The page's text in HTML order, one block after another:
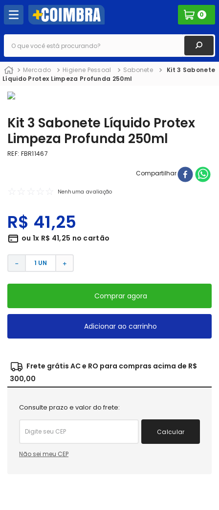
0
O que você está procurando?
Mercado Higiene Pessoal Sabonete
Kit 3 Sabonete
Líquido Protex Limpeza Profunda 250ml
Kit 3 Sabonete Líquido Protex
Limpeza Profunda 250ml
REF: FBR11467
Compartilhar
☆ ☆ ☆ ☆ ☆ Nenhuma avaliação
R$ 41,25
ou 1x R$ 41,25 no cartão
＋
－
Comprar agora
Adicionar ao carrinho
Frete grátis AC e RO para compras acima de R$
300,00
Consulte prazo e valor do frete:
Calcular
Não sei meu CEP